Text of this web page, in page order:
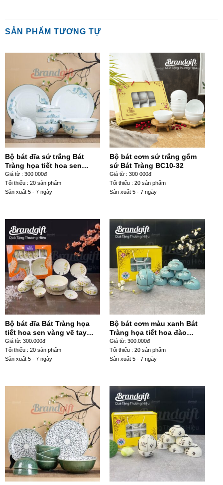
SẢN PHẨM TƯƠNG TỰ
Bộ bát đĩa sứ trắng Bát
Tràng họa tiết hoa sen
xanh vẽ tay BĐ-38
Giá từ : 300 000đ
Tối thiểu : 20 sản phẩm
Sản xuất 5 - 7 ngày
Bộ bát cơm sứ trắng gốm
sứ Bát Tràng BC10-32
Giá từ : 300 000đ
Tối thiểu : 20 sản phẩm
Sản xuất 5 - 7 ngày
Bộ bát đĩa Bát Tràng họa
tiết hoa sen vàng vẽ tay
BD-45
Giá từ: 300.000đ
Tối thiểu : 20 sản phẩm
Sản xuất 5 - 7 ngày
Bộ bát cơm màu xanh Bát
Tràng họa tiết hoa đào
trắng vẽ tay BC10-40
Giá từ: 300.000đ
Tối thiểu : 20 sản phẩm
Sản xuất 5 - 7 ngày